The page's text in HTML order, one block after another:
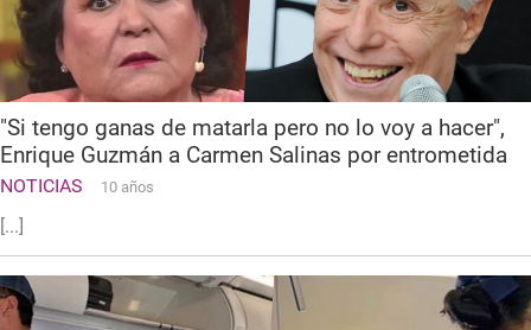
"Si tengo ganas de matarla pero no lo voy a hacer",
Enrique Guzmán a Carmen Salinas por entrometida
NOTICIAS 10 años
[...]